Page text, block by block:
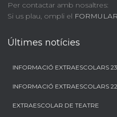
Per contactar amb nosaltres:
Si us plau, ompli el
Últimes notícies
INFORMACIÓ EXTRAESCOLARS
INFORMACIÓ EXTRAESCOLARS
EXTRAESCOLAR DE TEATRE